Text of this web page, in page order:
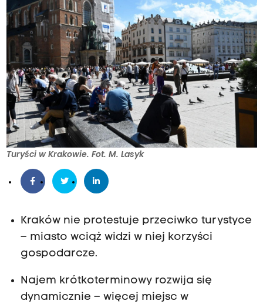
Turyści w Krakowie. Fot. M. Lasyk
Kraków nie protestuje przeciwko turystyce
– miasto wciąż widzi w niej korzyści
gospodarcze.
Najem krótkoterminowy rozwija się
dynamicznie – więcej miejsc w